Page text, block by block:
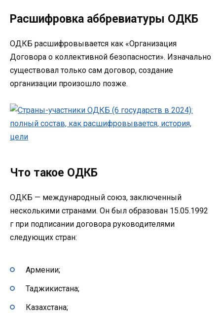
Расшифровка аббревиатуры ОДКБ
ОДКБ расшифровывается как «Организация
Договора о коллективной безопасности». Изначально
существовал только сам договор, создание
организации произошло позже.
Что такое ОДКБ
ОДКБ — международный союз, заключенный
несколькими странами. Он был образован 15.05.1992
г при подписании договора руководителями
следующих стран:
Армении;
Таджикистана;
Казахстана;